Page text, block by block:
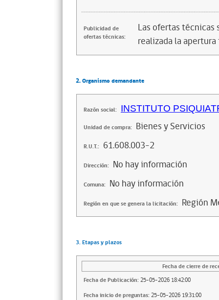
Publicidad de
ofertas técnicas:
Las ofertas
realizada la
2. Organismo demandante
Razón social: INSTITUTO
Unidad de compra: Bienes y Servicios
R.U.T.: 61.608.003-2
Dirección: No hay información
Comuna: No hay información
Región en que se genera la licitación: Región
3. Etapas y plazos
Fecha de cierre de
Fecha de Publicación: 25-05-2026 18:42:00
Fecha inicio de preguntas: 25-05-2026 19:31:00